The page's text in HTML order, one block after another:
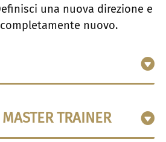
una nuova direzione e
nuovo.
formazione per rafforzare e
capacità fondamentali in
TRAINER